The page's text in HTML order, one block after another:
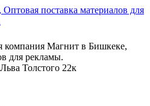
компания Магнит в Бишкеке,
для рекламы.
Толстого 22к